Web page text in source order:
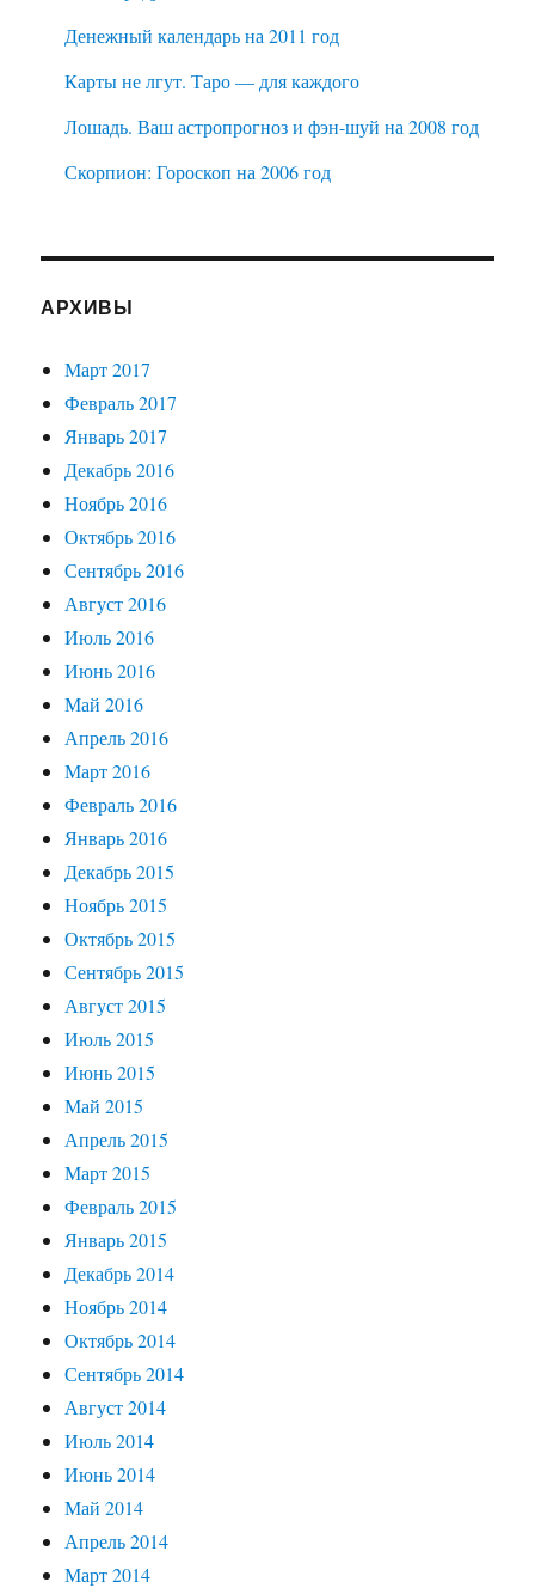
Денежный календарь на 2011 год
Карты не лгут. Таро — для каждого
Лошадь. Ваш астропрогноз и фэн-шуй на 2008 год
Скорпион: Гороскоп на 2006 год
АРХИВЫ
Март 2017
Февраль 2017
Январь 2017
Декабрь 2016
Ноябрь 2016
Октябрь 2016
Сентябрь 2016
Август 2016
Июль 2016
Июнь 2016
Май 2016
Апрель 2016
Март 2016
Февраль 2016
Январь 2016
Декабрь 2015
Ноябрь 2015
Октябрь 2015
Сентябрь 2015
Август 2015
Июль 2015
Июнь 2015
Май 2015
Апрель 2015
Март 2015
Февраль 2015
Январь 2015
Декабрь 2014
Ноябрь 2014
Октябрь 2014
Сентябрь 2014
Август 2014
Июль 2014
Июнь 2014
Май 2014
Апрель 2014
Март 2014